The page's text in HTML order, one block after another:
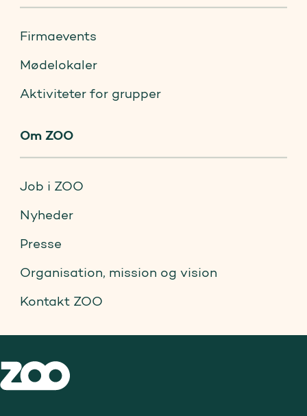
Firmaevents
Mødelokaler
Aktiviteter for grupper
Om ZOO
Job i ZOO
Nyheder
Presse
Organisation, mission og vision
Kontakt ZOO